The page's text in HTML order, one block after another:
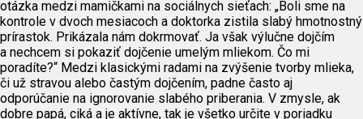
otázka medzi mamičkami na sociálnych sieťach: „Boli sme na
kontrole v dvoch mesiacoch a doktorka zistila slabý hmotnostný
prírastok. Prikázala nám dokrmovať. Ja však výlučne dojčím
a nechcem si pokaziť dojčenie umelým mliekom. Čo mi
poradíte?“ Medzi klasickými radami na zvýšenie tvorby mlieka,
či už stravou alebo častým dojčením, padne často aj
odporúčanie na ignorovanie slabého priberania. V zmysle, ak
dobre papá, ciká a je aktívne, tak je všetko určite v poriadku